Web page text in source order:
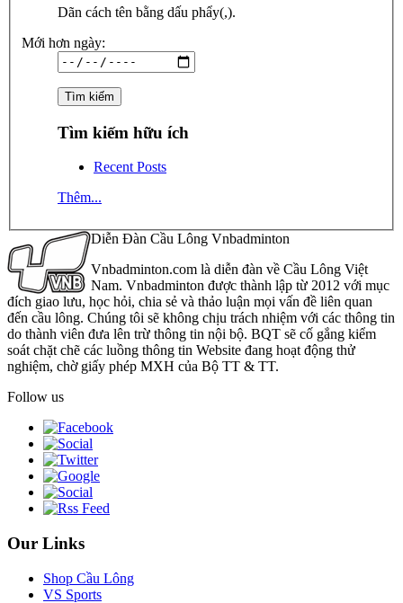
Dãn cách tên bằng dấu phẩy(,).
Mới hơn ngày:
Tìm kiếm hữu ích
Recent Posts
Thêm...
Diễn Đàn Cầu Lông Vnbadminton
Vnbadminton.com là diễn đàn về Cầu Lông Việt
Nam. Vnbadminton được thành lập từ 2012 với mục
đích giao lưu, học hỏi, chia sẻ và thảo luận mọi vấn đề liên quan
đến cầu lông. Chúng tôi sẽ không chịu trách nhiệm với các thông tin
do thành viên đưa lên trừ thông tin nội bộ. BQT sẽ cố gắng kiểm
soát chặt chẽ các luồng thông tin Website đang hoạt động thử
nghiệm, chờ giấy phép MXH của Bộ TT & TT.
Follow us
Our Links
Shop Cầu Lông
VS Sports